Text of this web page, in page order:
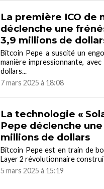
La première ICO de
déclenche une
3,9 millions de
Bitcoin Pepe a suscité un
manière impressionnante,
dollars...
7 mars 2025 à 18:08
La technologie «
Pepe déclenche
millions de dollars
Bitcoin Pepe est en train de
Layer 2 révolutionnaire construit
5 mars 2025 à 15:19